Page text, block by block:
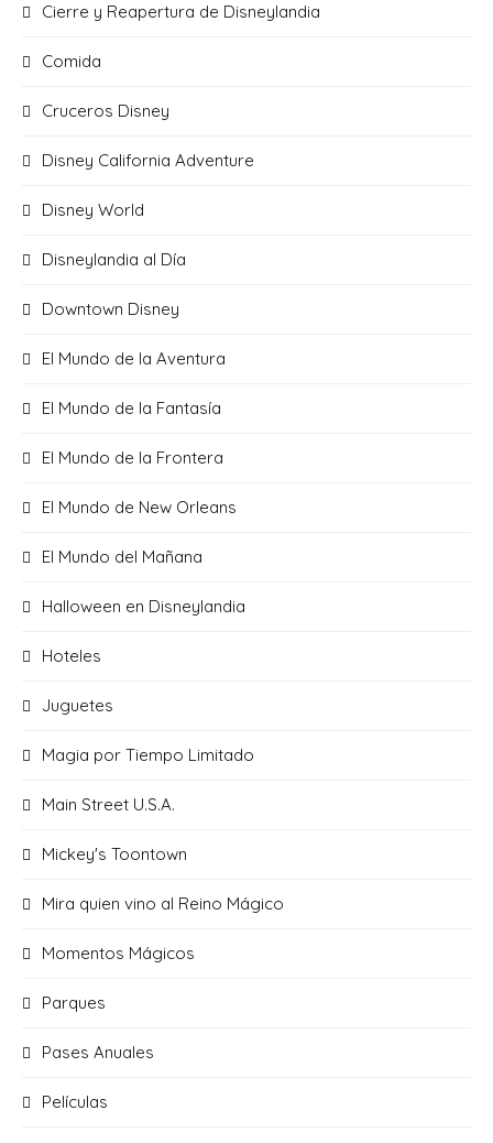
Cierre y Reapertura de Disneylandia
Comida
Cruceros Disney
Disney California Adventure
Disney World
Disneylandia al Día
Downtown Disney
El Mundo de la Aventura
El Mundo de la Fantasía
El Mundo de la Frontera
El Mundo de New Orleans
El Mundo del Mañana
Halloween en Disneylandia
Hoteles
Juguetes
Magia por Tiempo Limitado
Main Street U.S.A.
Mickey's Toontown
Mira quien vino al Reino Mágico
Momentos Mágicos
Parques
Pases Anuales
Películas